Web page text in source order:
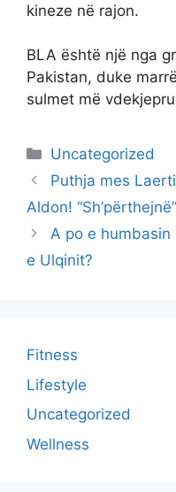
kineze në rajon.
BLA është një nga
Pakistan, duke
sulmet më
Categories
Uncategorized
Puthja mes
Aldon!
A po e
e Ulqinit?
Fitness
Lifestyle
Uncategorized
Wellness